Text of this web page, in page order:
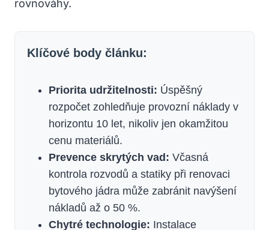
rovnováhy.
Klíčové body článku:
Priorita udržitelnosti: Úspěšný
rozpočet zohledňuje provozní náklady v
horizontu 10 let, nikoliv jen okamžitou
cenu materiálů.
Prevence skrytých vad: Včasná
kontrola rozvodů a statiky při renovaci
bytového jádra může zabránit navýšení
nákladů až o 50 %.
Chytré technologie: Instalace